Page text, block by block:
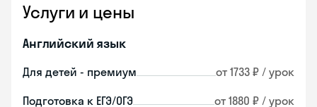
Услуги и цены
Английский язык
Для детей - премиум от 1733 ₽ / урок
Подготовка к ЕГЭ/ОГЭ от 1880 ₽ / урок